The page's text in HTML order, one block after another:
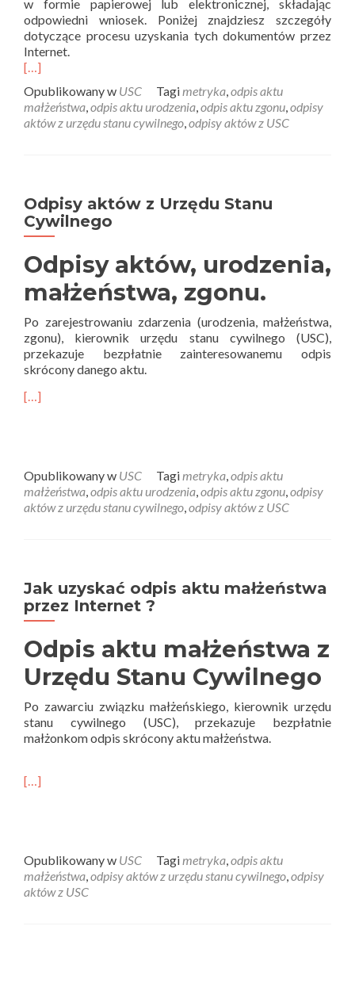
w formie papierowej lub elektronicznej, składając
odpowiedni wniosek. Poniżej znajdziesz szczegóły
dotyczące procesu uzyskania tych dokumentów przez
Internet.
[…]
Opublikowany w USC Tagimetryka,odpis aktu
małżeństwa,odpis aktu urodzenia,odpis aktu zgonu,odpisy
aktów z urzędu stanu cywilnego,odpisy aktów z USC
Odpisy aktów z Urzędu Stanu
Cywilnego
Odpisy aktów, urodzenia,
małżeństwa, zgonu.
Po zarejestrowaniu zdarzenia (urodzenia, małżeństwa,
zgonu), kierownik urzędu stanu cywilnego (USC),
przekazuje bezpłatnie zainteresowanemu odpis
skrócony danego aktu.
[…]
Opublikowany w USC Tagimetryka,odpis aktu
małżeństwa,odpis aktu urodzenia,odpis aktu zgonu,odpisy
aktów z urzędu stanu cywilnego,odpisy aktów z USC
Jak uzyskać odpis aktu małżeństwa
przez Internet ?
Odpis aktu małżeństwa z
Urzędu Stanu Cywilnego
Po zawarciu związku małżeńskiego, kierownik urzędu
stanu cywilnego (USC), przekazuje bezpłatnie
małżonkom odpis skrócony aktu małżeństwa.
[…]
Opublikowany w USC Tagimetryka,odpis aktu
małżeństwa,odpisy aktów z urzędu stanu cywilnego,odpisy
aktów z USC